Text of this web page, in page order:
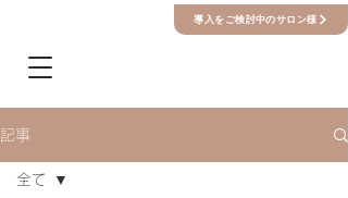
導入をご検討中のサロン様
記事
全て